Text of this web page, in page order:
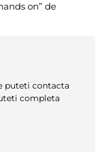
on” de
puteti contacta
completa